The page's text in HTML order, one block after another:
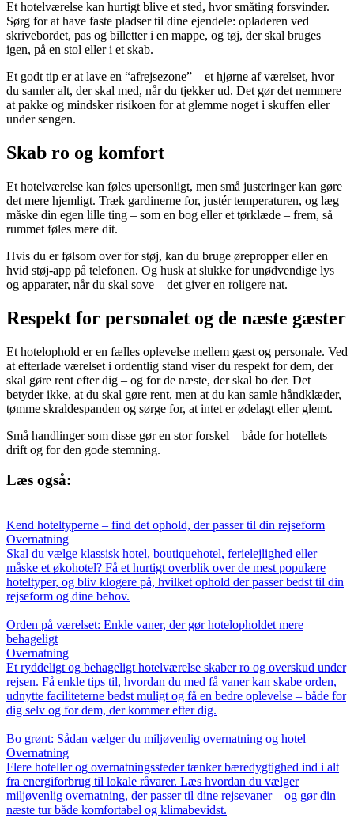
Et hotelværelse kan hurtigt blive et sted, hvor småting forsvinder.
Sørg for at have faste pladser til dine ejendele: opladeren ved
skrivebordet, pas og billetter i en mappe, og tøj, der skal bruges
igen, på en stol eller i et skab.
Et godt tip er at lave en “afrejsezone” – et hjørne af værelset, hvor
du samler alt, der skal med, når du tjekker ud. Det gør det nemmere
at pakke og mindsker risikoen for at glemme noget i skuffen eller
under sengen.
Skab ro og komfort
Et hotelværelse kan føles upersonligt, men små justeringer kan gøre
det mere hjemligt. Træk gardinerne for, justér temperaturen, og læg
måske din egen lille ting – som en bog eller et tørklæde – frem, så
rummet føles mere dit.
Hvis du er følsom over for støj, kan du bruge ørepropper eller en
hvid støj-app på telefonen. Og husk at slukke for unødvendige lys
og apparater, når du skal sove – det giver en roligere nat.
Respekt for personalet og de næste gæster
Et hotelophold er en fælles oplevelse mellem gæst og personale. Ved
at efterlade værelset i ordentlig stand viser du respekt for dem, der
skal gøre rent efter dig – og for de næste, der skal bo der. Det
betyder ikke, at du skal gøre rent, men at du kan samle håndklæder,
tømme skraldespanden og sørge for, at intet er ødelagt eller glemt.
Små handlinger som disse gør en stor forskel – både for hotellets
drift og for den gode stemning.
Læs også:
Kend hoteltyperne – find det ophold, der passer til din rejseform
Overnatning
Skal du vælge klassisk hotel, boutiquehotel, ferielejlighed eller
måske et økohotel? Få et hurtigt overblik over de mest populære
hoteltyper, og bliv klogere på, hvilket ophold der passer bedst til din
rejseform og dine behov.
Orden på værelset: Enkle vaner, der gør hotelopholdet mere
behageligt
Overnatning
Et ryddeligt og behageligt hotelværelse skaber ro og overskud under
rejsen. Få enkle tips til, hvordan du med få vaner kan skabe orden,
udnytte faciliteterne bedst muligt og få en bedre oplevelse – både for
dig selv og for dem, der kommer efter dig.
Bo grønt: Sådan vælger du miljøvenlig overnatning og hotel
Overnatning
Flere hoteller og overnatningssteder tænker bæredygtighed ind i alt
fra energiforbrug til lokale råvarer. Læs hvordan du vælger
miljøvenlig overnatning, der passer til dine rejsevaner – og gør din
næste tur både komfortabel og klimabevidst.